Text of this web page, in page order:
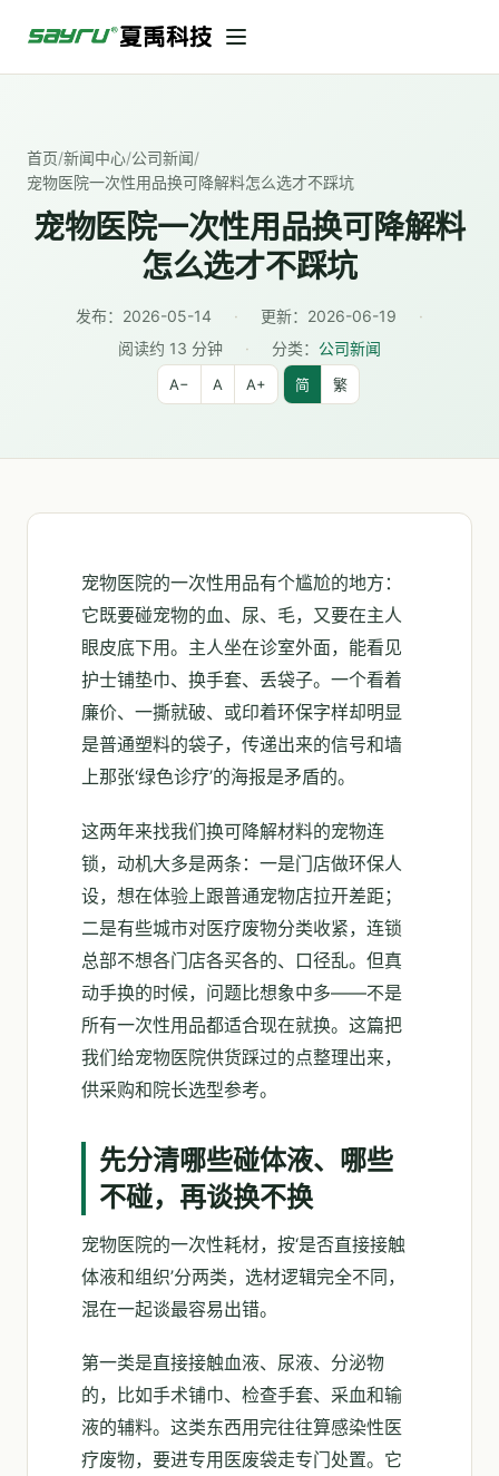
首页/新闻中心/公司新闻/
宠物医院一次性用品换可降解料怎么选才不踩坑
宠物医院一次性用品换可降解料
怎么选才不踩坑
发布： 2026-05-14 · 更新： 2026-06-19
·
阅读约 13 分钟
· 分类： 公司新闻
A− A A+ 简 繁
宠物医院的一次性用品有个尴尬的地方：
它既要碰宠物的血、尿、毛，又要在主人
眼皮底下用。主人坐在诊室外面，能看见
护士铺垫巾、换手套、丢袋子。一个看着
廉价、一撕就破、或印着环保字样却明显
是普通塑料的袋子，传递出来的信号和墙
上那张‘绿色诊疗’的海报是矛盾的。
这两年来找我们换可降解材料的宠物连
锁，动机大多是两条：一是门店做环保人
设，想在体验上跟普通宠物店拉开差距；
二是有些城市对医疗废物分类收紧，连锁
总部不想各门店各买各的、口径乱。但真
动手换的时候，问题比想象中多——不是
所有一次性用品都适合现在就换。这篇把
我们给宠物医院供货踩过的点整理出来，
供采购和院长选型参考。
先分清哪些碰体液、哪些
不碰，再谈换不换
宠物医院的一次性耗材，按‘是否直接接触
体液和组织’分两类，选材逻辑完全不同，
混在一起谈最容易出错。
第一类是直接接触血液、尿液、分泌物
的，比如手术铺巾、检查手套、采血和输
液的辅料。这类东西用完往往算感染性医
疗废物，要进专用医废袋走专门处置。它